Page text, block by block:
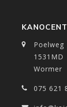
Poelweg
1531MD
Wormer
075 621